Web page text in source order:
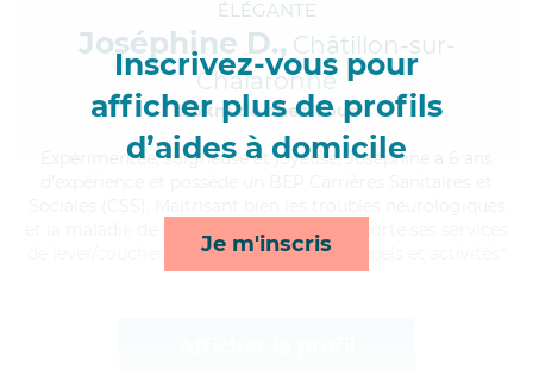
Inscrivez-vous pour
afficher plus de profils
d’aides à domicile
Je m'inscris
ÉLÉGANTE
Joséphine D., Châtillon-sur-
Chalaronne
à 5km de chez Vous
Expérimentée , soigneuse et joyeuse, Joséphine a 6 ans
et la maladie de parkinson, Joséphine apporte ses services
de lever/coucher, surveillance de nuit, rappels et activités*